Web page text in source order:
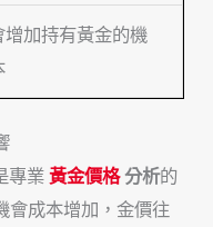
增加持有黃金的機
專業黃金價格分析的
會成本增加，金價往